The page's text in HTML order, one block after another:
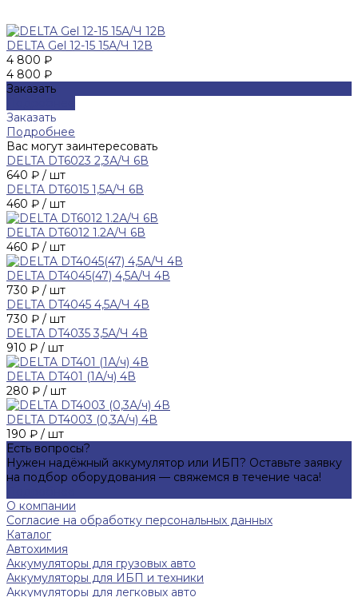
DELTA Gel 12-15 15А/Ч 12В
4 800 ₽
4 800 ₽
Заказать
Заказать
Подробнее
Вас могут заинтересовать
DELTA DT6023 2,3А/Ч 6В
640 ₽ / шт
DELTA DT6015 1,5А/Ч 6В
460 ₽ / шт
DELTA DT6012 1.2А/Ч 6В
460 ₽ / шт
DELTA DT4045(47) 4,5А/Ч 4В
730 ₽ / шт
DELTA DT4045 4,5А/Ч 4В
730 ₽ / шт
DELTA DT4035 3,5А/Ч 4В
910 ₽ / шт
DELTA DT401 (1А/ч) 4В
280 ₽ / шт
DELTA DT4003 (0,3А/ч) 4В
190 ₽ / шт
Есть вопросы?
Нужен надёжный аккумулятор или ИБП? Оставьте заявку
на подбор оборудования — свяжемся в течение часа!
О компании
Согласие на обработку персональных данных
Каталог
Автохимия
Аккумуляторы для грузовых авто
Аккумуляторы для ИБП и техники
Аккумуляторы для легковых авто